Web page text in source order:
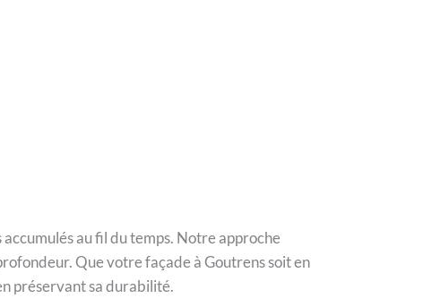
au fil du temps. Notre approche
Que votre façade à Goutrens soit en
préservant sa durabilité.